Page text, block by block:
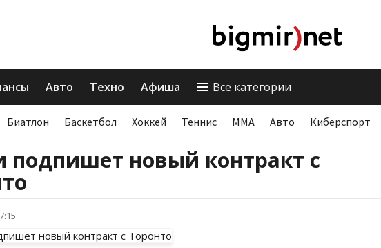
Авто Техно Афиша Все категории
Биатлон Баскетбол Хоккей Теннис ММА Авто Киберспорт
подпишет новый контракт с